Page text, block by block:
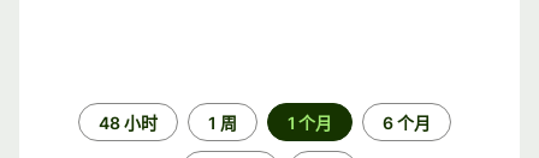
48 小时 1 周 1 个月 6 个月